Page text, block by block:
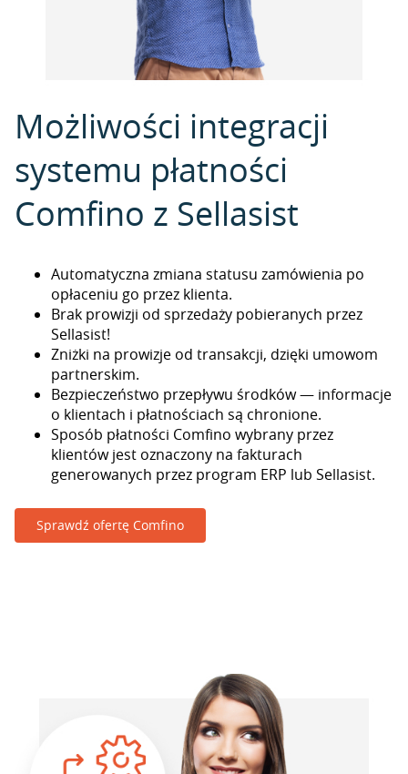
Możliwości integracji
systemu płatności
Comfino z Sellasist
Automatyczna zmiana statusu zamówienia po
opłaceniu go przez klienta.
Brak prowizji od sprzedaży pobieranych przez
Sellasist!
Zniżki na prowizje od transakcji, dzięki umowom
partnerskim.
Bezpieczeństwo przepływu środków — informacje
o klientach i płatnościach są chronione.
Sposób płatności Comfino wybrany przez
klientów jest oznaczony na fakturach
generowanych przez program ERP lub Sellasist.
Sprawdź ofertę Comfino